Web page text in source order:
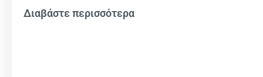
Διαβάστε περισσότερα